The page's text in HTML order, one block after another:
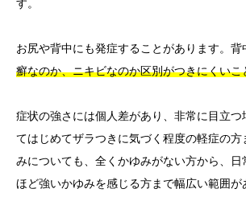
す。
お尻や背中にも発症することがあります。背
癬なのか、ニキビなのか区別がつきにくいこ
症状の強さには個人差があり、非常に目立
てはじめてザラつきに気づく程度の軽症の方
みについても、全くかゆみがない方から、日
ほど強いかゆみを感じる方まで幅広い範囲が